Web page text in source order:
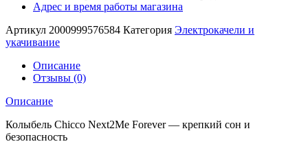
Адрес и время работы магазина
Артикул 2000999576584 Категория Электрокачели и
укачивание
Описание
Отзывы (0)
Описание
Колыбель Chicco Next2Me Forever — крепкий сон и
безопасность